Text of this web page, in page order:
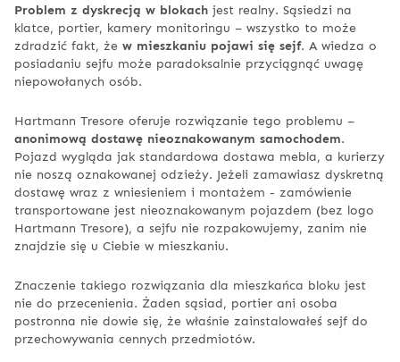
Problem z dyskrecją w blokach jest realny. Sąsiedzi na
klatce, portier, kamery monitoringu – wszystko to może
zdradzić fakt, że w mieszkaniu pojawi się sejf. A wiedza o
posiadaniu sejfu może paradoksalnie przyciągnąć uwagę
niepowołanych osób.
Hartmann Tresore oferuje rozwiązanie tego problemu –
anonimową dostawę nieoznakowanym samochodem.
Pojazd wygląda jak standardowa dostawa mebla, a kurierzy
nie noszą oznakowanej odzieży. Jeżeli zamawiasz dyskretną
dostawę wraz z wniesieniem i montażem - zamówienie
transportowane jest nieoznakowanym pojazdem (bez logo
Hartmann Tresore), a sejfu nie rozpakowujemy, zanim nie
znajdzie się u Ciebie w mieszkaniu.
Znaczenie takiego rozwiązania dla mieszkańca bloku jest
nie do przecenienia. Żaden sąsiad, portier ani osoba
postronna nie dowie się, że właśnie zainstalowałeś sejf do
przechowywania cennych przedmiotów.